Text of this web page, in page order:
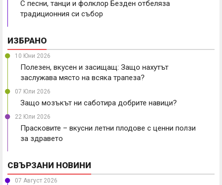
С песни, танци и фолклор Безден отбеляза
традиционния си събор
ИЗБРАНО
10 Юни 2026
Полезен, вкусен и засищащ: Защо нахутът
заслужава място на всяка трапеза?
07 Юли 2026
Защо мозъкът ни саботира добрите навици?
22 Юли 2026
Прасковите – вкусни летни плодове с ценни ползи
за здравето
СВЪРЗАНИ НОВИНИ
07 Август 2026